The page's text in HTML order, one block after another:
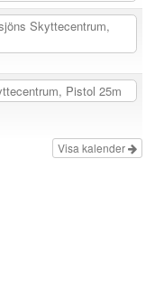
Skyttecentrum,
Pistol 25m
Visa kalender